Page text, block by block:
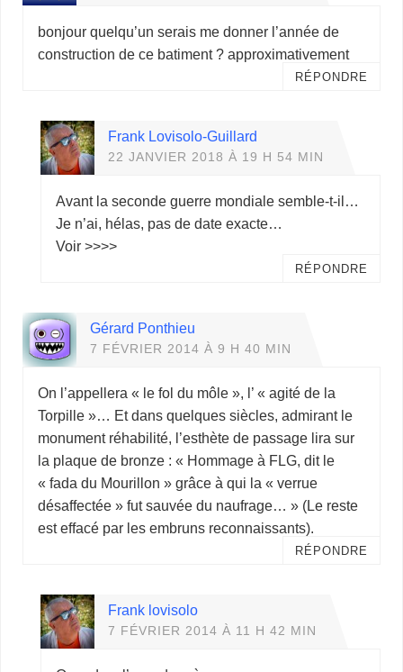
bonjour quelqu’un serais me donner l’année de
construction de ce batiment ? approximativement
RÉPONDRE
Frank Lovisolo-Guillard
22 JANVIER 2018 À 19 H 54 MIN
Avant la seconde guerre mondiale semble-t-il…
Je n’ai, hélas, pas de date exacte…
Voir >>>>
RÉPONDRE
Gérard Ponthieu
7 FÉVRIER 2014 À 9 H 40 MIN
On l’appellera « le fol du môle », l’ « agité de la
Torpille »… Et dans quelques siècles, admirant le
monument réhabilité, l’esthète de passage lira sur
la plaque de bronze : « Hommage à FLG, dit le
« fada du Mourillon » grâce à qui la « verrue
désaffectée » fut sauvée du naufrage… » (Le reste
est effacé par les embruns reconnaissants).
RÉPONDRE
Frank lovisolo
7 FÉVRIER 2014 À 11 H 42 MIN